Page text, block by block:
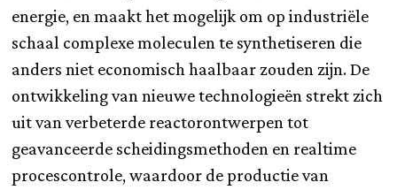
energie, en maakt het mogelijk om op industriële
schaal complexe moleculen te synthetiseren die
anders niet economisch haalbaar zouden zijn. De
ontwikkeling van nieuwe technologieën strekt zich
uit van verbeterde reactorontwerpen tot
geavanceerde scheidingsmethoden en realtime
procescontrole, waardoor de productie van